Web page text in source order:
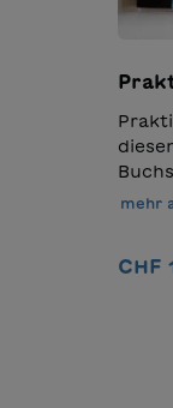
mehr
CHF